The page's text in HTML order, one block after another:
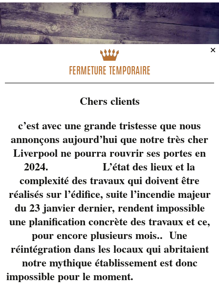
Valérie Crête et
François Longpré du
duo Two of A Kind
✕
FERMETURE TEMPORAIRE
Chers clients
c’est avec une grande tristesse que nous
annonçons aujourd’hui que notre très cher
Liverpool ne pourra rouvrir ses portes en
2024. L’état des lieux et la
complexité des travaux qui doivent être
réalisés sur l’édifice, suite l’incendie majeur
du 23 janvier dernier, rendent impossible
une planification concrète des travaux et ce,
pour encore plusieurs mois.. Une
réintégration dans les locaux qui abritaient
notre mythique établissement est donc
impossible pour le moment.